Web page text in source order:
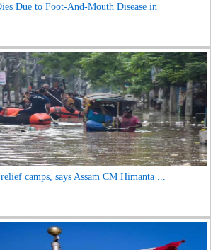
Due to Foot-And-Mouth Disease in
camps, says Assam CM Himanta ...